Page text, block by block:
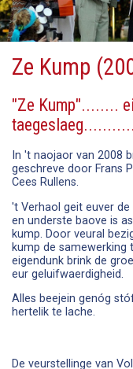
Ze Kump
"Ze Kump"........
In 't naojaor van 2008
geschreve door Frans
Cees Rullens.
't Verhaol geit euver de
en underste baove is
kump. Door veural
kump de samewerking
eigendunk brink de
eur geluifwaerdigheid.
Alles beejein genóg
hertelik te lache.
De veurstellinge van